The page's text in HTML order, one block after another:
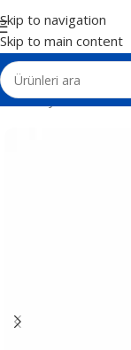
Skip to navigation
Skip to main content
Ana Sayfa Kalemler